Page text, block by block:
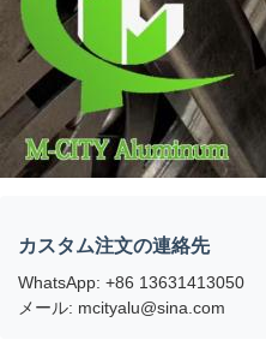
カスタム注文の連絡先
WhatsApp: +86 13631413050
メール: mcityalu@sina.com